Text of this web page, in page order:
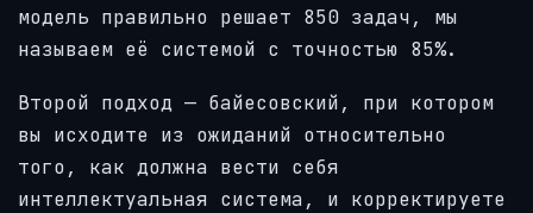
модель правильно решает 850 задач, мы
называем её системой с точностью 85%.
Второй подход — байесовский, при котором
вы исходите из ожиданий относительно
того, как должна вести себя
интеллектуальная система, и корректируете